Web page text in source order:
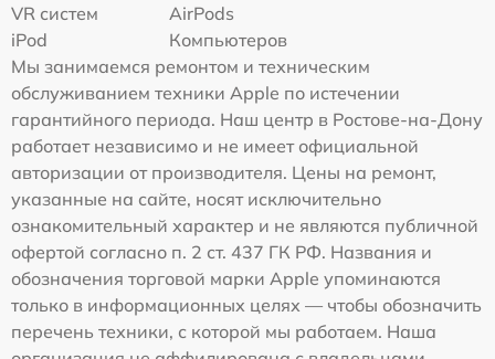
VR систем
AirPods
iPod
Компьютеров
Мы занимаемся ремонтом и техническим
обслуживанием техники Apple по истечении
гарантийного периода. Наш центр в Ростове-на-Дону
работает независимо и не имеет официальной
авторизации от производителя. Цены на ремонт,
указанные на сайте, носят исключительно
ознакомительный характер и не являются публичной
офертой согласно п. 2 ст. 437 ГК РФ. Названия и
обозначения торговой марки Apple упоминаются
только в информационных целях — чтобы обозначить
перечень техники, с которой мы работаем. Наша